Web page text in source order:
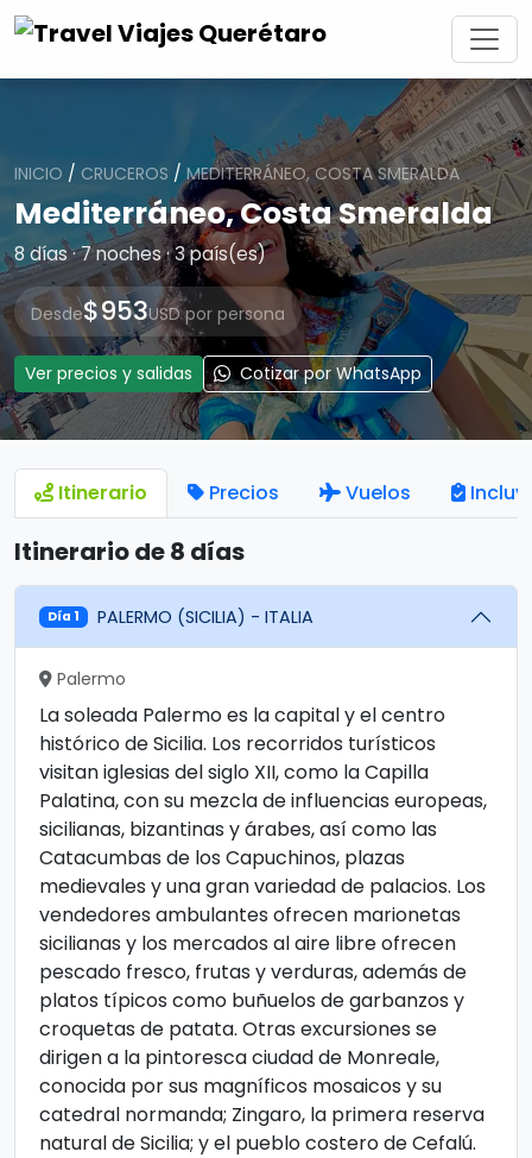
INICIO / CRUCEROS /MEDITERRÁNEO, COSTA SMERALDA
Mediterráneo, Costa Smeralda
8 días · 7 noches · 3 país(es)
Desde$953USD por persona
Ver precios y salidas Cotizar por WhatsApp
Itinerario Precios Vuelos
Itinerario de 8 días
Día 1 PALERMO (SICILIA) - ITALIA
Palermo
La soleada Palermo es la capital y el centro
histórico de Sicilia. Los recorridos turísticos
visitan iglesias del siglo XII, como la Capilla
Palatina, con su mezcla de influencias europeas,
sicilianas, bizantinas y árabes, así como las
Catacumbas de los Capuchinos, plazas
medievales y una gran variedad de palacios. Los
vendedores ambulantes ofrecen marionetas
sicilianas y los mercados al aire libre ofrecen
pescado fresco, frutas y verduras, además de
platos típicos como buñuelos de garbanzos y
croquetas de patata. Otras excursiones se
dirigen a la pintoresca ciudad de Monreale,
conocida por sus magníficos mosaicos y su
catedral normanda; Zingaro, la primera reserva
natural de Sicilia; y el pueblo costero de Cefalú.